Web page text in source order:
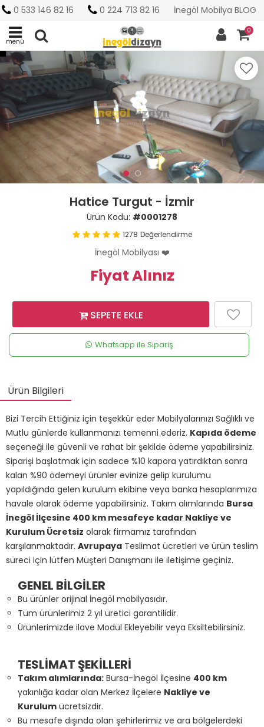
0 533 146 82 16 0 224 713 82 16 İnegöl Mobilya BLOG
menü
0
Hatice Turgut - İzmir
Ürün Kodu: #0001278
1278 Değerlendirme
İnegöl Mobilyası ❤️
Fiyat Alınız
SEPETE EKLE
Whatsapp ile Sipariş
Ürün Bilgileri
Bizi Tercih Ettiğiniz için teşekkür eder Mobilyalarınızı Sağlıklı ve
Mutlu günlerde kullanmanızı temenni ederiz. Kapıda ödeme
seçeneği ile güvenli ve rahat bir şekilde ödeme yapabilirsiniz.
Siparişi başlatmak için sadece %10 kapora yatırdıktan sonra
kalan %90 ödemeyi ürünler evinize gelip kurulumu
yapıldığında gelen kurulum ekibine veya banka hesaplarımıza
havale olarak ödeme yapabilirsiniz. Takım alımlarında Bursa
İnegöl İlçesine 400 km mesafeye kadar Nakliye ve
Kurulum Ücretsiz olarak firmamız tarafından
karşılanmaktadır. Avrupaya Teslimat ücretleri ve ürün teslim
süreci için lütfen Müşteri Danışmanı ile iletişime geçiniz.
GENEL BİLGİLER
Bu ürünler orijinal İnegöl mobilyasıdır.
Tüm ürünlerimiz 2 yıl üretici garantilidir.
Ürünlerimizde ilave Modül Ekleyebilir veya Eksiltebilirsiniz.
TESLİMAT ŞEKİLLERİ
Takım alımlarında: Bursa-İnegöl İlçesine 400 km
yakınlığa kadar olan Merkez İlçelere Nakliye ve
Kurulum ücretsizdir.
Bu mesafe dışında olan şehirlerimiz ve ara bölgelerdeki